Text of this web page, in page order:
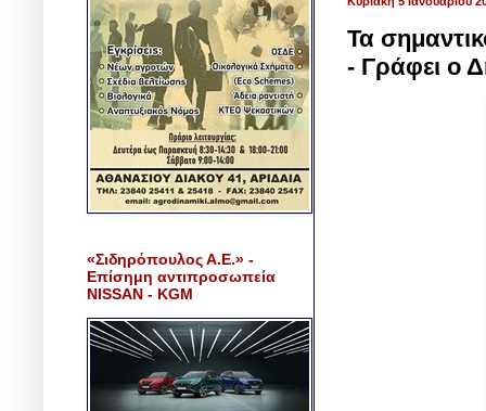
Τα
- Γράφει ο
«Σιδηρόπουλος Α.Ε.» -
Επίσημη αντιπροσωπεία
NISSAN - KGM